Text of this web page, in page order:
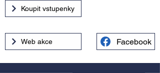
Koupit vstupenky
Web akce Facebook